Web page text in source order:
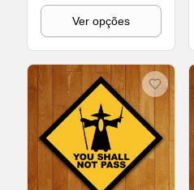
Ver opções